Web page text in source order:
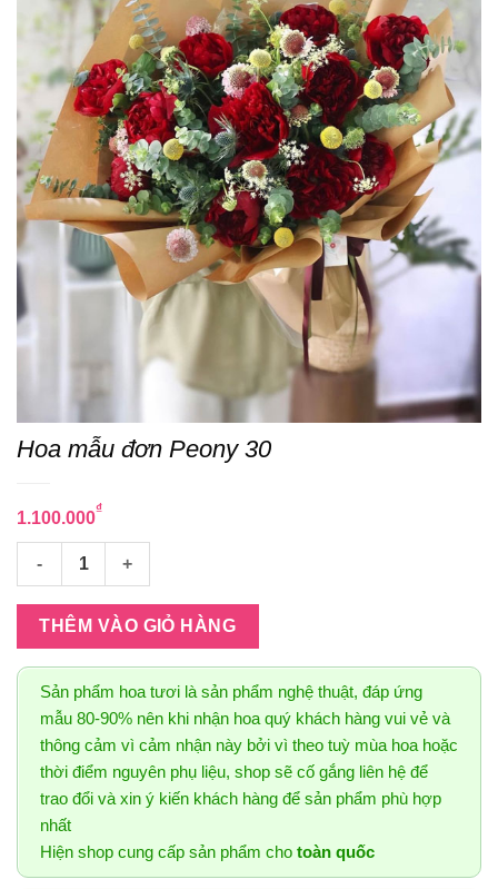
Hoa mẫu đơn Peony 30
1.100.000₫
Hoa mẫu đơn Peony 30 số lượng
THÊM VÀO GIỎ HÀNG
Sản phẩm hoa tươi là sản phẩm nghệ thuật, đáp ứng
mẫu 80-90% nên khi nhận hoa quý khách hàng vui vẻ và
thông cảm vì cảm nhận này bởi vì theo tuỳ mùa hoa hoặc
thời điểm nguyên phụ liệu, shop sẽ cố gắng liên hệ để
trao đổi và xin ý kiến khách hàng để sản phẩm phù hợp
nhất
Hiện shop cung cấp sản phẩm cho toàn quốc